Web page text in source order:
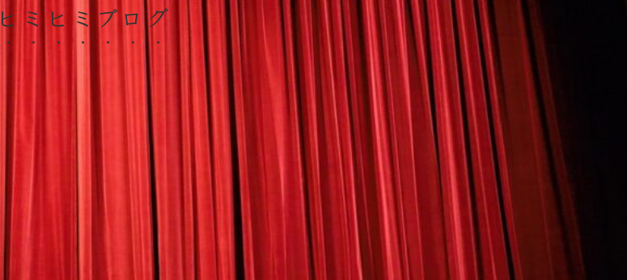
ヒミヒミブログ